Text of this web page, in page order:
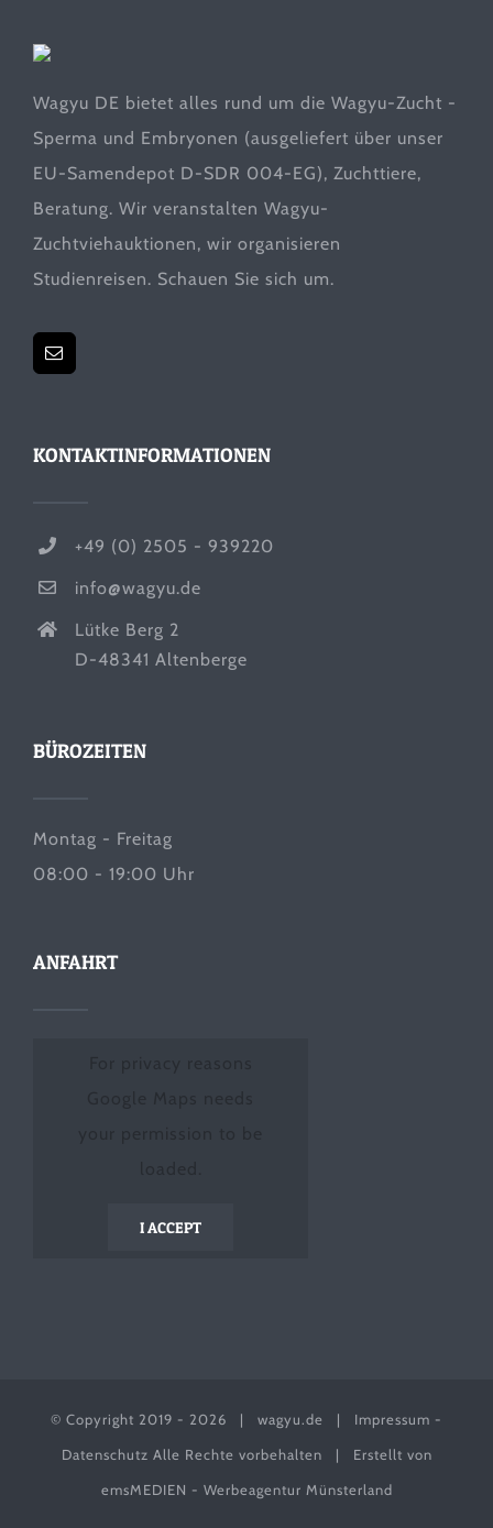
Wagyu DE bietet alles rund um die Wagyu-Zucht -
Sperma und Embryonen (ausgeliefert über unser
EU-Samendepot D-SDR 004-EG), Zuchttiere,
Beratung. Wir veranstalten Wagyu-
Zuchtviehauktionen, wir organisieren
Studienreisen. Schauen Sie sich um.
KONTAKTINFORMATIONEN
+49 (0) 2505 - 939220
info@wagyu.de
Lütke Berg 2
D-48341 Altenberge
BÜROZEITEN
Montag - Freitag
08:00 - 19:00 Uhr
ANFAHRT
I ACCEPT
© Copyright 2019 - 2026 | wagyu.de | Impressum -
Datenschutz Alle Rechte vorbehalten | Erstellt von
emsMEDIEN - Werbeagentur Münsterland